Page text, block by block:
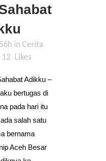
in Cerita
12 Likes
Adikku –
bertugas di
pada hari itu
salah satu
bernama
Aceh Besar